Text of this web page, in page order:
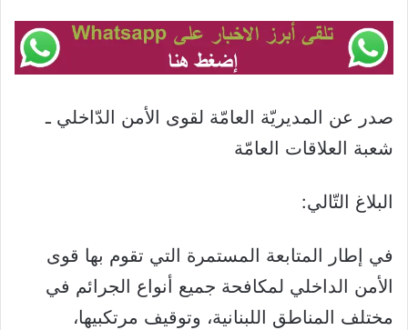
صدر عن المديريّة العامّة لقوى الأمن الدّاخلي ـ
شعبة العلاقات العامّة
البلاغ التّالي:
في إطار المتابعة المستمرة التي تقوم بها قوى
الأمن الداخلي لمكافحة جميع أنواع الجرائم في
مختلف المناطق اللبنانية، وتوقيف مرتكبيها،